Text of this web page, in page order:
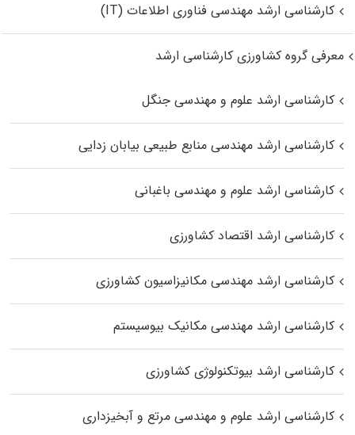
کارشناسی ارشد مهندسی فناوری اطلاعات (IT)
معرفی گروه کشاورزی کارشناسی ارشد
کارشناسی ارشد علوم و مهندسی جنگل
کارشناسی ارشد مهندسی منابع طبیعی بیابان زدایی
کارشناسی ارشد علوم و مهندسی باغبانی
کارشناسی ارشد اقتصاد کشاورزی
کارشناسی ارشد مهندسی مکانیزاسیون کشاورزی
کارشناسی ارشد مهندسی مکانیک بیوسیستم
کارشناسی ارشد بیوتکنولوژی کشاورزی
کارشناسی ارشد علوم و مهندسی مرتع و آبخیزداری